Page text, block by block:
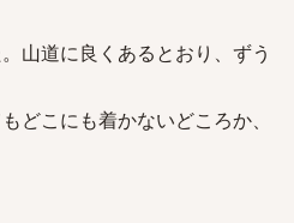
山道に良くあるとおり、ずう
どこにも着かないどころか、